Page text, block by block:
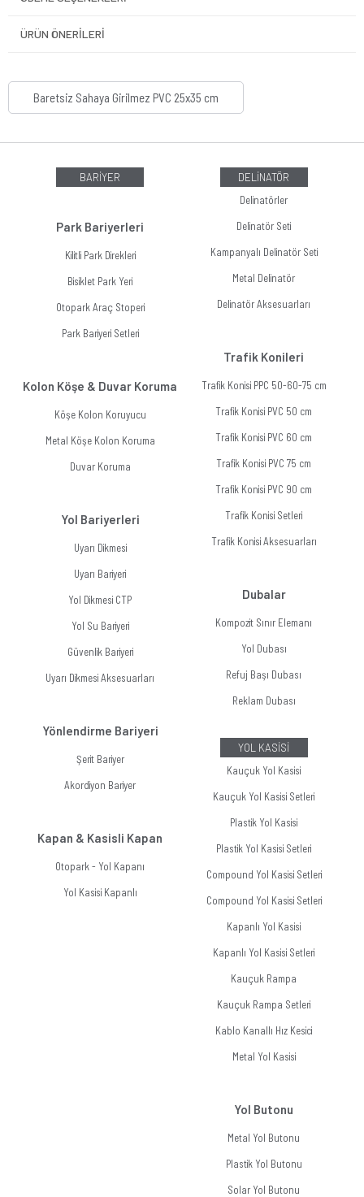
ÜRÜN ÖNERILERI
Baretsiz Sahaya Girilmez PVC 25x35 cm
BARİYER
Park Bariyerleri
Kilitli Park Direkleri
Bisiklet Park Yeri
Otopark Araç Stoperi
Park Bariyeri Setleri
Kolon Köşe & Duvar Koruma
Köşe Kolon Koruyucu
Metal Köşe Kolon Koruma
Duvar Koruma
Yol Bariyerleri
Uyarı Dikmesi
Uyarı Bariyeri
Yol Dikmesi CTP
Yol Su Bariyeri
Güvenlik Bariyeri
Uyarı Dikmesi Aksesuarları
Yönlendirme Bariyeri
Şerit Bariyer
Akordiyon Bariyer
Kapan & Kasisli Kapan
Otopark - Yol Kapanı
Yol Kasisi Kapanlı
DELİNATÖR
Delinatörler
Delinatör Seti
Kampanyalı Delinatör Seti
Metal Delinatör
Delinatör Aksesuarları
Trafik Konileri
Trafik Konisi PPC 50-60-75 cm
Trafik Konisi PVC 50 cm
Trafik Konisi PVC 60 cm
Trafik Konisi PVC 75 cm
Trafik Konisi PVC 90 cm
Trafik Konisi Setleri
Trafik Konisi Aksesuarları
Dubalar
Kompozit Sınır Elemanı
Yol Dubası
Refuj Başı Dubası
Reklam Dubası
YOL KASİSİ
Kauçuk Yol Kasisi
Kauçuk Yol Kasisi Setleri
Plastik Yol Kasisi
Plastik Yol Kasisi Setleri
Compound Yol Kasisi Setleri
Compound Yol Kasisi Setleri
Kapanlı Yol Kasisi
Kapanlı Yol Kasisi Setleri
Kauçuk Rampa
Kauçuk Rampa Setleri
Kablo Kanallı Hız Kesici
Metal Yol Kasisi
Yol Butonu
Metal Yol Butonu
Plastik Yol Butonu
Solar Yol Butonu